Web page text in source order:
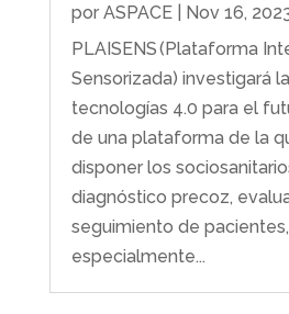
por ASPACE| Nov 16,
PLAISENS (Plataforma
Sensorizada) investigará
tecnologías 4.0 para el
de una plataforma de la
disponer los
diagnóstico precoz,
seguimiento de pacientes,
especialmente...